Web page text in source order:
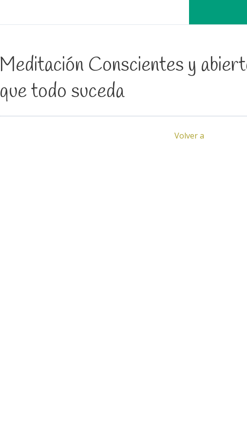
Meditación Conscientes y
que todo suceda
Volver a